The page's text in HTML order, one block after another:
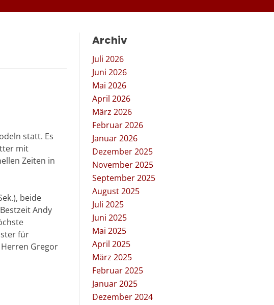
statt. Es
mit
Zeiten in
beide
Andy
für
Herren Gregor
Archiv
Juli 2026
Juni 2026
Mai 2026
April 2026
März 2026
Februar 2026
Januar 2026
Dezember 2025
November 2025
September 2025
August 2025
Juli 2025
Juni 2025
Mai 2025
April 2025
März 2025
Februar 2025
Januar 2025
Dezember 2024